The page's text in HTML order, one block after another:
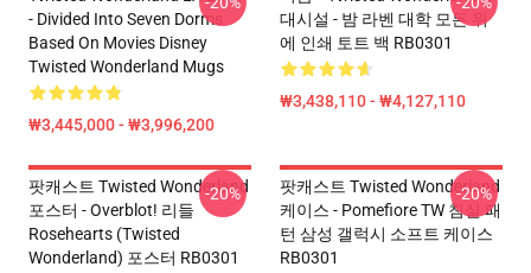
- Divided Into Seven Dorms
Based On Movies Disney
Twisted Wonderland Mugs
₩3,445,000 - ₩3,996,200
대시설 - 밤 라벤 대학 모든 위
에 인쇄 토트 백 RB0301
₩3,438,110 - ₩4,127,110
팟캐스트 Twisted Wonderland
포스터 - Overblot! 리들
Rosehearts (Twisted
Wonderland) 포스터 RB0301
-20%
팟캐스트 Twisted Wonderland
케이스 - Pomefiore TW 침실 패
턴 삼성 갤럭시 소프트 케이스
RB0301
-20%